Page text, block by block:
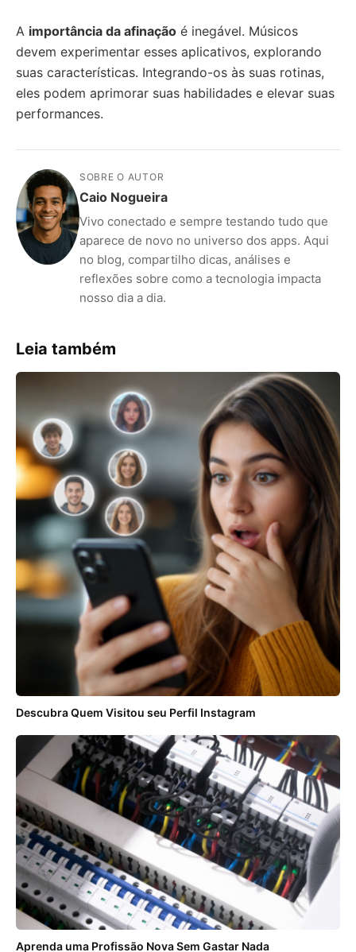
A importância da afinação é inegável. Músicos
devem experimentar esses aplicativos, explorando
suas características. Integrando-os às suas rotinas,
eles podem aprimorar suas habilidades e elevar suas
performances.
SOBRE O AUTOR
Caio Nogueira
Vivo conectado e sempre testando tudo que
aparece de novo no universo dos apps. Aqui
no blog, compartilho dicas, análises e
reflexões sobre como a tecnologia impacta
nosso dia a dia.
Leia também
Descubra Quem Visitou seu Perfil Instagram
Aprenda uma Profissão Nova Sem Gastar Nada